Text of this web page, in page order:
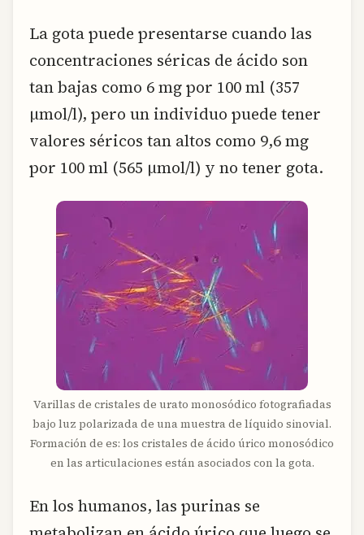
La gota puede presentarse cuando las
concentraciones séricas de ácido son
tan bajas como 6 mg por 100 ml (357
µmol/l), pero un individuo puede tener
valores séricos tan altos como 9,6 mg
por 100 ml (565 µmol/l) y no tener gota.
Varillas de cristales de urato monosódico fotografiadas
bajo luz polarizada de una muestra de líquido sinovial.
Formación de es: los cristales de ácido úrico monosódico
en las articulaciones están asociados con la gota.
En los humanos, las purinas se